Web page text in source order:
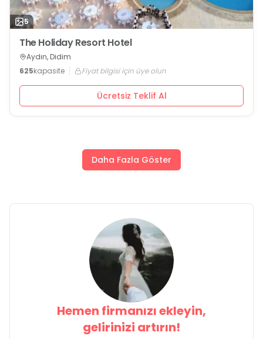
5
The Holiday Resort Hotel
Aydın, Didim
625kapasite Fiyat bilgisi için üye olun
Ücretsiz Teklif Al
Daha Fazla Göster
Hemen firmanızı ekleyin,
gelirinizi artırın!